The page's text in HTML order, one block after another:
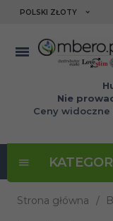
currency_h
POLSKI ZŁOTY
Nie
Ceny
Strona główna